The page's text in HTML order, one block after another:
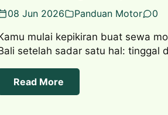
08 Jun 2026 Panduan Motor
0
mulai kepikiran buat sewa
setelah sadar satu hal: tinggal
Read More